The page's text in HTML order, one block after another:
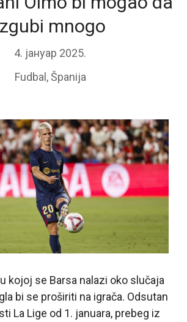
mnogo
4. јануар 2025.
Fudbal ,Španija
kojoj se Barsa nalazi oko slučaja
bi se proširiti na igrača. Odsutan
La Lige od 1. januara, prebeg iz